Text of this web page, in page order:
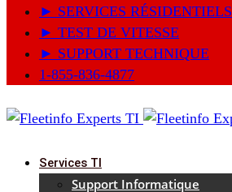
► SERVICES RÉSIDENTIELS
► TEST DE VITESSE
► SUPPORT TECHNIQUE
1-855-836-4877
Services TI
Support Informatique